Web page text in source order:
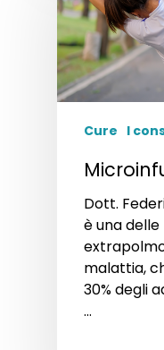
Cure I
Dott.
è una
malattia,
30% degli
…